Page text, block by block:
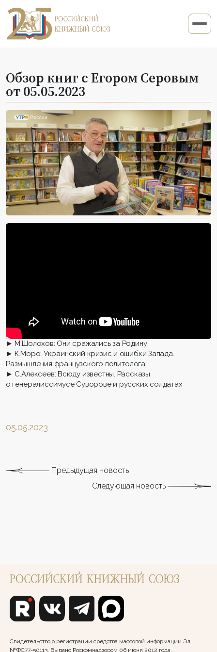
Обзор книг с Егором Серовым
от 05.05.2023
► М.Шолохов: Они сражались за Родину
► К.Моро: Украинский кризис и ошибки Запада.
Размышления французского политолога
► С.Алексеев: Всюду известны. Рассказы
о генералиссимусе Суворове и русских солдатах
05.05.2023
Предыдущая новость
Следующая новость
Свидетельство о регистрации средства массовой информации Эл
№ФС77-50113. Выдано Роскомнадзором 06 июня 2012 года.